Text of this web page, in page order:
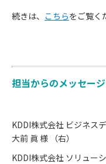
続きは、 こちらをご覧く
担当からのメッセージ
KDDI株式会社 ビジネス
大前 眞 様 （右）
KDDI株式会社 ソリュー